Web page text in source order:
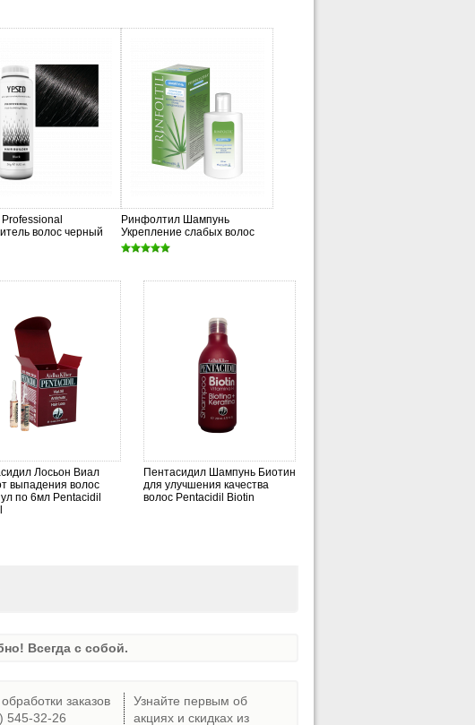
волос черный
Ринфолтил Шампунь
Укрепление слабых волос
Лосьон Виал
выпадения волос
по 6мл Pentacidil
Пентасидил Шампунь Биотин
для улучшения качества
волос Pentacidil Biotin
Всегда с собой.
заказов
545-32-26
Узнайте первым об
акциях и скидках из